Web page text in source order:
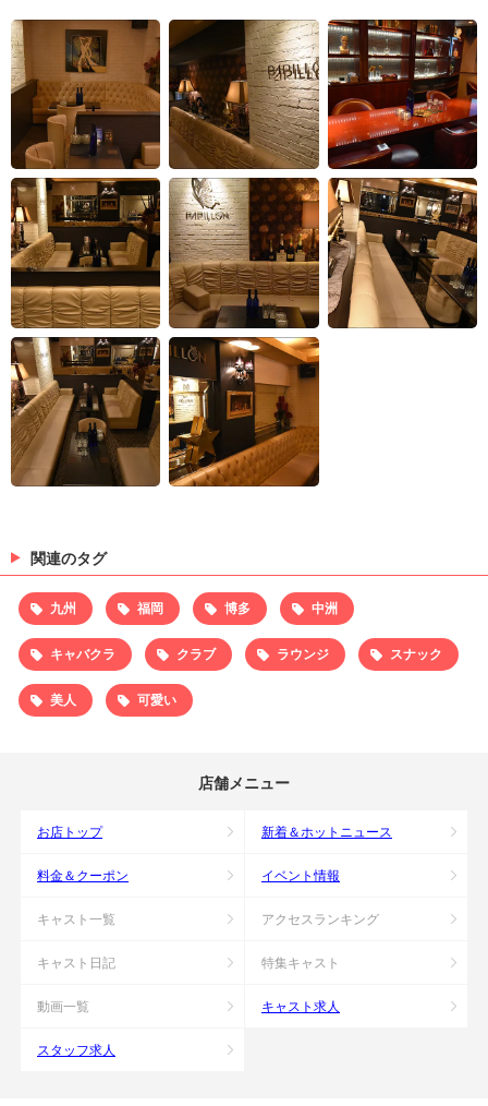
関連のタグ
九州 福岡 博多 中洲
キャバクラ クラブ ラウンジ スナック
美人 可愛い
店舗メニュー
お店トップ 新着＆ホットニュース
料金＆クーポン イベント情報
キャスト一覧 アクセスランキング
キャスト日記 特集キャスト
動画一覧 キャスト求人
スタッフ求人